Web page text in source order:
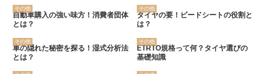
その他
自動車購入の強い味方！消費者団体
とは？
その他
タイヤの要！ビードシートの役割と
は？
その他
車の隠れた秘密を探る！湿式分析法
とは？
その他
ETRTO規格って何？タイヤ選びの
基礎知識